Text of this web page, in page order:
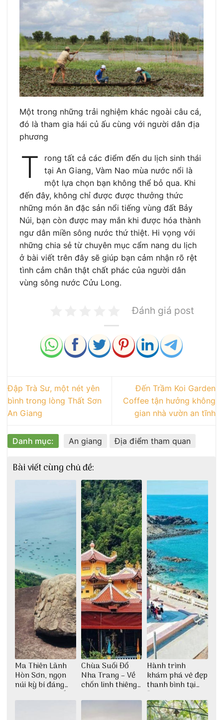
Một trong những trải nghiệm khác ngoài câu cá,
đó là tham gia hái củ ấu cùng với người dân địa
phương
T
rong tất cả các điểm đến du lịch sinh thái
tại An Giang, Vàm Nao mùa nước nổi là
một lựa chọn bạn không thể bỏ qua. Khi
đến đây, không chỉ được được thưởng thức
những món ăn đặc sản nổi tiếng vùng đất Bảy
Núi, bạn còn được may mắn khi được hóa thành
ngư dân miền sông nước thứ thiệt. Hi vọng với
những chia sẻ từ chuyên mục cẩm nang du lịch
ở bài viết trên đây sẽ giúp bạn cảm nhận rõ rệt
tình cảm chân thật chất phác của người dân
vùng sông nước Cửu Long.
Đánh giá post
Đập Trà Sư, một nét yên
bình trong lòng Thất Sơn
An Giang
Đến Trầm Koi Garden
Coffee tận hưởng không
gian nhà vườn an tĩnh
Danh mục: An giang Địa điểm tham quan
Bài viết cùng chủ đề:
Ma Thiên Lãnh
Hòn Sơn, ngọn
núi kỳ bí đáng
khám phá nhất
Chùa Suối Đổ
Nha Trang – Về
chốn linh thiêng
thiền định
Hành trình
khám phá vẻ đẹp
thanh bình tại
Đảo Phú Quý